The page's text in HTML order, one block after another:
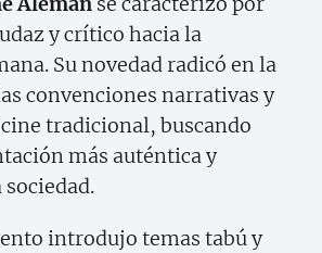
y crítico hacia la
Su novedad radicó en la
convenciones narrativas y
tradicional, buscando
más auténtica y
introdujo temas tabú y